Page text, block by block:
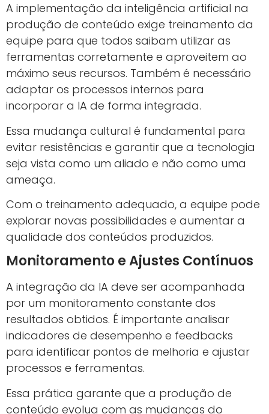
A implementação da inteligência artificial na
produção de conteúdo exige treinamento da
equipe para que todos saibam utilizar as
ferramentas corretamente e aproveitem ao
máximo seus recursos. Também é necessário
adaptar os processos internos para
incorporar a IA de forma integrada.
Essa mudança cultural é fundamental para
evitar resistências e garantir que a tecnologia
seja vista como um aliado e não como uma
ameaça.
Com o treinamento adequado, a equipe pode
explorar novas possibilidades e aumentar a
qualidade dos conteúdos produzidos.
Monitoramento e Ajustes Contínuos
A integração da IA deve ser acompanhada
por um monitoramento constante dos
resultados obtidos. É importante analisar
indicadores de desempenho e feedbacks
para identificar pontos de melhoria e ajustar
processos e ferramentas.
Essa prática garante que a produção de
conteúdo evolua com as mudanças do